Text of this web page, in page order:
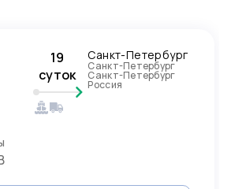
19
суток
Санкт-Петербург
Санкт-Петербург
Санкт-Петербург
Россия